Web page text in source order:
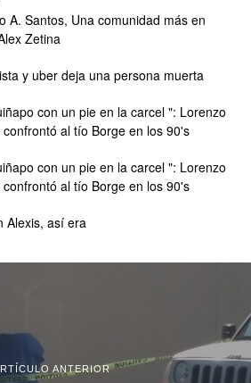
A. Santos, Una comunidad más en
Zetina
y uber deja una persona muerta
con un pie en la carcel ": Lorenzo
al tío Borge en los 90's
con un pie en la carcel ": Lorenzo
al tío Borge en los 90's
Alexis, así era
ANTERIOR